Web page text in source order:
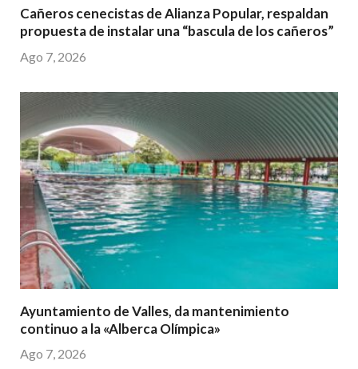
Cañeros cenecistas de Alianza Popular, respaldan
propuesta de instalar una “bascula de los cañeros”
Ago 7, 2026
Ayuntamiento de Valles, da mantenimiento
continuo a la «Alberca Olímpica»
Ago 7, 2026